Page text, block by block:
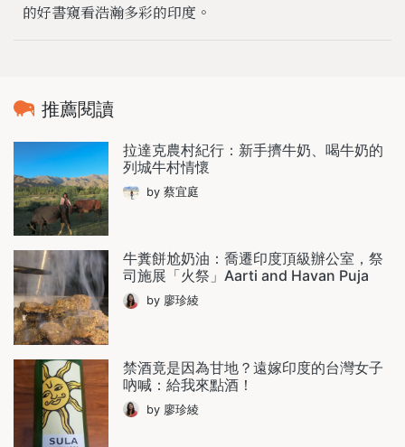
的好書窺看浩瀚多彩的印度。
推薦閱讀
拉達克農村紀行：新手擠牛奶、喝牛奶的
列城牛村情懷
by 蔡宜庭
牛糞餅尬奶油：喬遷印度頂級辦公室，祭
司施展「火祭」Aarti and Havan Puja
by 廖珍綾
禁酒竟是因為甘地？遠嫁印度的台灣女子
吶喊：給我來點酒！
by 廖珍綾